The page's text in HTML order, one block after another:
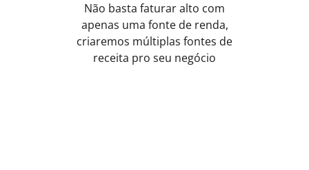
Não basta faturar alto com
apenas uma fonte de renda,
criaremos múltiplas fontes de
receita pro seu negócio